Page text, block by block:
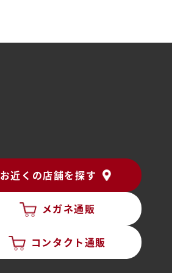
お近くの店舗を探す
メガネ通販
コンタクト通販